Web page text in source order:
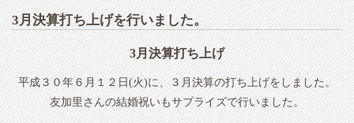
3月決算打ち上げを行いました。
3月決算打ち上げ
平成３０年６月１２日(火)に、３月決算の打ち上げをしました。
友加里さんの結婚祝いもサプライズで行いました。